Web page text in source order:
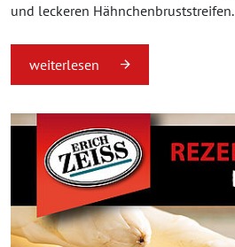
und leckeren Hähnchenbruststreifen.
weiterlesen